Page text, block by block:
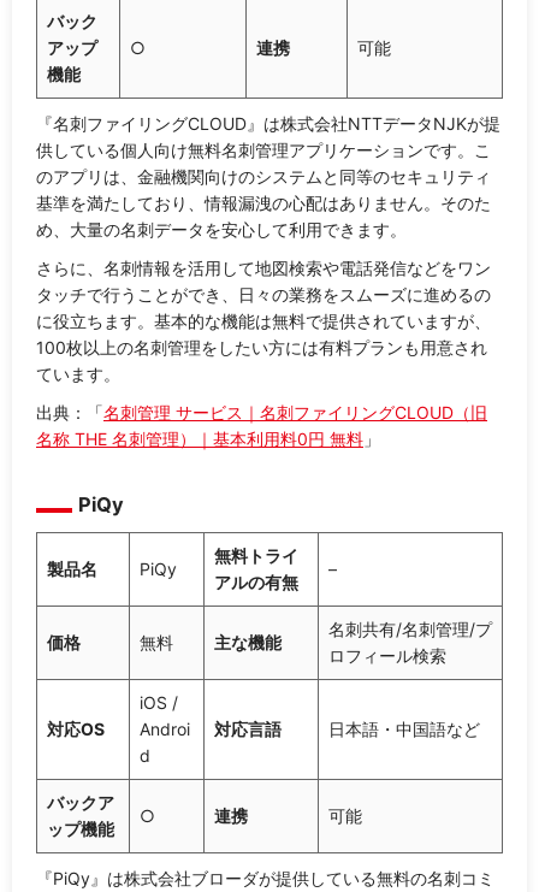
バック
アップ
機能
○ 連携 可能
『名刺ファイリングCLOUD』は株式会社NTTデータNJKが提
供している個人向け無料名刺管理アプリケーションです。こ
のアプリは、金融機関向けのシステムと同等のセキュリティ
基準を満たしており、情報漏洩の心配はありません。そのた
め、大量の名刺データを安心して利用できます。
さらに、名刺情報を活用して地図検索や電話発信などをワン
タッチで行うことができ、日々の業務をスムーズに進めるの
に役立ちます。基本的な機能は無料で提供されていますが、
100枚以上の名刺管理をしたい方には有料プランも用意され
ています。
出典：「名刺管理 サービス｜名刺ファイリングCLOUD（旧
名称 THE 名刺管理）｜基本利用料0円 無料 」
PiQy
製品名 PiQy
無料トライ
アルの有無
–
価格 無料 主な機能
名刺共有/名刺管理/プ
ロフィール検索
対応OS
iOS /
Androi
d
対応言語 日本語・中国語など
バックア
ップ機能
○ 連携 可能
『PiQy』は株式会社ブローダが提供している無料の名刺コミ